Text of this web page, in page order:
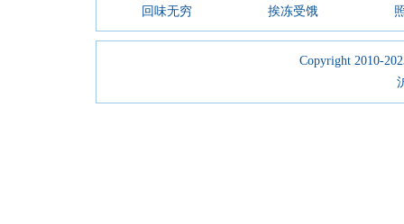
回味无穷
挨冻受饿
Copyright 2010-